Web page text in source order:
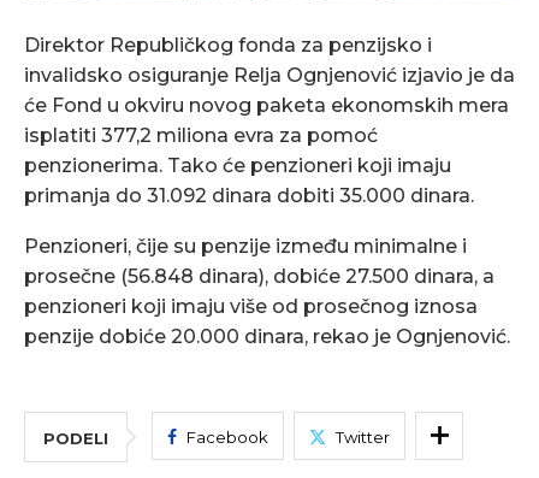
Direktor Republičkog fonda za penzijsko i
invalidsko osiguranje Relja Ognjenović izjavio je da
će Fond u okviru novog paketa ekonomskih mera
isplatiti 377,2 miliona evra za pomoć
penzionerima. Tako će penzioneri koji imaju
primanja do 31.092 dinara dobiti 35.000 dinara.
Penzioneri, čije su penzije između minimalne i
prosečne (56.848 dinara), dobiće 27.500 dinara, a
penzioneri koji imaju više od prosečnog iznosa
penzije dobiće 20.000 dinara, rekao je Ognjenović.
PODELI Facebook Twitter